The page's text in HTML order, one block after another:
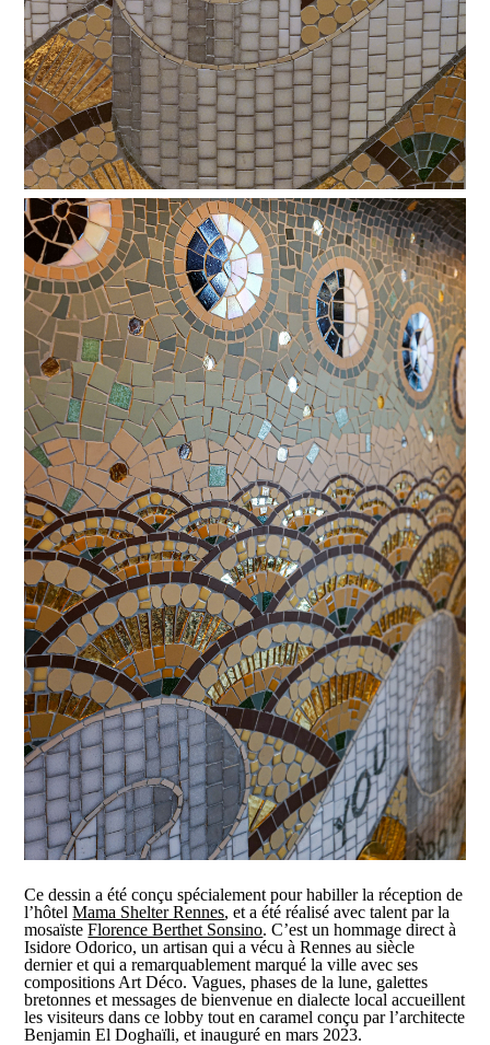
Ce dessin a été conçu spécialement pour habiller la réception de
l’hôtelMama Shelter Rennes, et a été réalisé avec talent par la
mosaïsteFlorence Berthet Sonsino. C’est un hommage direct à
Isidore Odorico, un artisan qui a vécu à Rennes au siècle
dernier et qui a remarquablement marqué la ville avec ses
compositions Art Déco. Vagues, phases de la lune, galettes
bretonnes et messages de bienvenue en dialecte local accueillent
les visiteurs dans ce lobby tout en caramel conçu par l’architecte
Benjamin El Doghaïli, et inauguré en mars 2023.